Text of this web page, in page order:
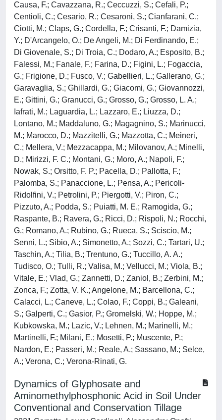
Causa, F.; Cavazzana, R.; Ceccuzzi, S.; Cefali, P.;
Centioli, C.; Cesario, R.; Cesaroni, S.; Cianfarani, C.;
Ciotti, M.; Claps, G.; Cordella, F.; Crisanti, F.; Damizia,
Y.; D'Arcangelo, O.; De Angeli, M.; Di Ferdinando, E.;
Di Giovenale, S.; Di Troia, C.; Dodaro, A.; Esposito, B.;
Falessi, M.; Fanale, F.; Farina, D.; Figini, L.; Fogaccia,
G.; Frigione, D.; Fusco, V.; Gabellieri, L.; Gallerano, G.;
Garavaglia, S.; Ghillardi, G.; Giacomi, G.; Giovannozzi,
E.; Gittini, G.; Granucci, G.; Grosso, G.; Grosso, L. A.;
Iafrati, M.; Laguardia, L.; Lazzaro, E.; Liuzza, D.;
Lontano, M.; Maddaluno, G.; Magagnino, S.; Marinucci,
M.; Marocco, D.; Mazzitelli, G.; Mazzotta, C.; Meineri,
C.; Mellera, V.; Mezzacappa, M.; Milovanov, A.; Minelli,
D.; Mirizzi, F. C.; Montani, G.; Moro, A.; Napoli, F.;
Nowak, S.; Orsitto, F. P.; Pacella, D.; Pallotta, F.;
Palomba, S.; Panaccione, L.; Pensa, A.; Pericoli-
Ridolfini, V.; Petrolini, P.; Piergotti, V.; Piron, C.;
Pizzuto, A.; Podda, S.; Puiatti, M. E.; Ramogida, G.;
Raspante, B.; Ravera, G.; Ricci, D.; Rispoli, N.; Rocchi,
G.; Romano, A.; Rubino, G.; Rueca, S.; Sciscio, M.;
Senni, L.; Sibio, A.; Simonetto, A.; Sozzi, C.; Tartari, U.;
Taschin, A.; Tilia, B.; Trentuno, G.; Tuccillo, A. A.;
Tudisco, O.; Tulli, R.; Valisa, M.; Vellucci, M.; Viola, B.;
Vitale, E.; Vlad, G.; Zannetti, D.; Zaniol, B.; Zerbini, M.;
Zonca, F.; Zotta, V. K.; Angelone, M.; Barcellona, C.;
Calacci, L.; Caneve, L.; Colao, F.; Coppi, B.; Galeani,
S.; Galperti, C.; Gasior, P.; Gromelski, W.; Hoppe, M.;
Kubkowska, M.; Lazic, V.; Lehnen, M.; Marinelli, M.;
Martinelli, F.; Milani, E.; Mosetti, P.; Muscente, P.;
Nardon, E.; Passeri, M.; Reale, A.; Sassano, M.; Selce,
A.; Verona, C.; Verona-Rinati, G.
Dynamics of Glyphosate and
Aminomethylphosphonic Acid in Soil Under
Conventional and Conservation Tillage